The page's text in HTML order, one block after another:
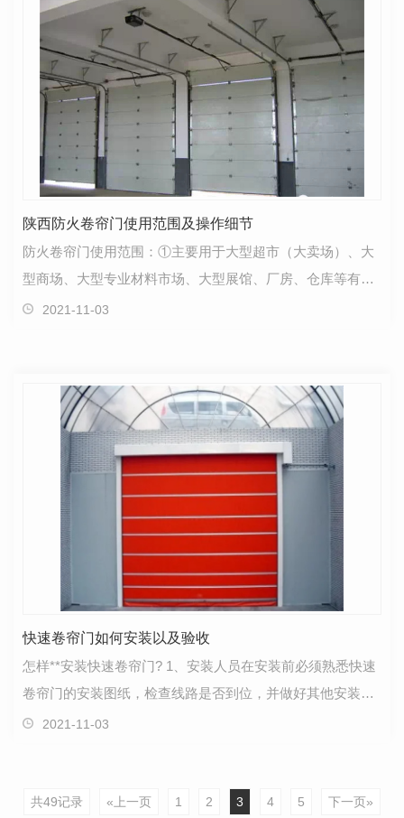
陕西防火卷帘门使用范围及操作细节
防火卷帘门使用范围：①主要用于大型超市（大卖场）、大
型商场、大型专业材料市场、大型展馆、厂房、仓库等有消
防要求的公共场所。当火警发生时，防火卷帘门在消防…
2021-11-03
快速卷帘门如何安装以及验收
怎样**安装快速卷帘门? 1、安装人员在安装前必须熟悉快速
卷帘门的安装图纸，检查线路是否到位，并做好其他安装准
备，包括需要用到的零部件，工具等。2、安装前还…
2021-11-03
共49记录 «上一页 1 2 3 4 5 下一页»